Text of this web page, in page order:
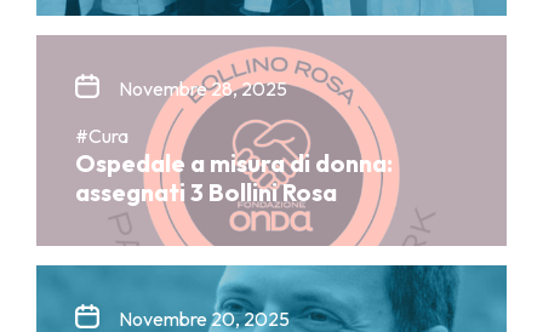
Novembre 28, 2025
#Cura
Ospedale a misura di donna:
assegnati 3 Bollini Rosa
Novembre 20, 2025